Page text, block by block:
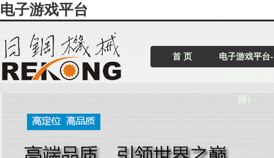
电子游戏平台
首 页 电子游戏平台-
国）